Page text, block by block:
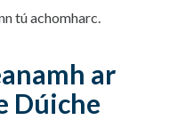
tú achomharc.
ar
Dúiche